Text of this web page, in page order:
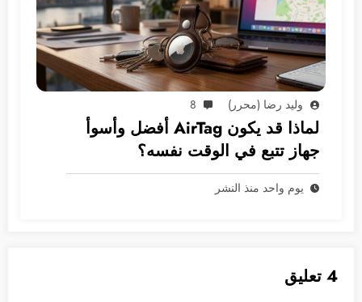
وليد رضا (محرر) 8
لماذا قد يكون AirTag أفضل وأسوأ
جهاز تتبع في الوقت نفسه؟
يوم واحد منذ النشر
4 تعليق